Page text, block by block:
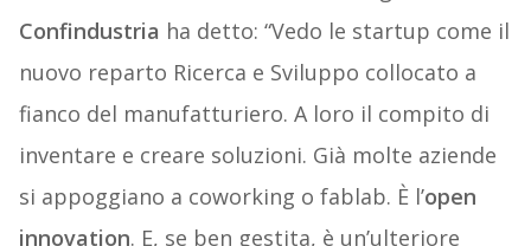
Confindustria ha detto: “Vedo le startup come il
nuovo reparto Ricerca e Sviluppo collocato a
fianco del manufatturiero. A loro il compito di
inventare e creare soluzioni. Già molte aziende
si appoggiano a coworking o fablab. È l’open
innovation. E, se ben gestita, è un’ulteriore